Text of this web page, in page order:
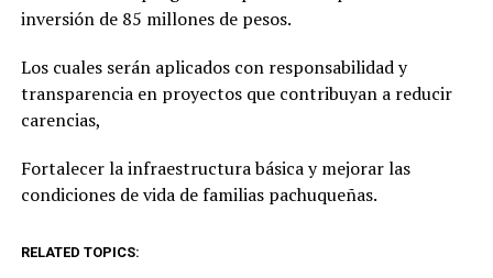
inversión de 85 millones de pesos.
Los cuales serán aplicados con responsabilidad y
transparencia en proyectos que contribuyan a reducir
carencias,
Fortalecer la infraestructura básica y mejorar las
condiciones de vida de familias pachuqueñas.
RELATED TOPICS: